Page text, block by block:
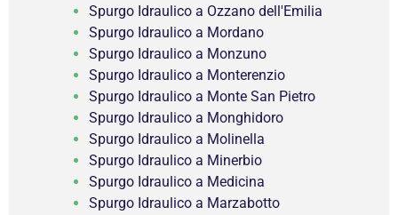
Spurgo Idraulico a Ozzano dell'Emilia
Spurgo Idraulico a Mordano
Spurgo Idraulico a Monzuno
Spurgo Idraulico a Monterenzio
Spurgo Idraulico a Monte San Pietro
Spurgo Idraulico a Monghidoro
Spurgo Idraulico a Molinella
Spurgo Idraulico a Minerbio
Spurgo Idraulico a Medicina
Spurgo Idraulico a Marzabotto